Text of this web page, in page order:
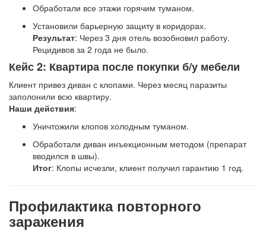
Обработали все этажи горячим туманом.
Установили барьерную защиту в коридорах.
Результат: Через 3 дня отель возобновил работу.
Рецидивов за 2 года не было.
Кейс 2: Квартира после покупки б/у мебели
Клиент привез диван с клопами. Через месяц паразиты
заполонили всю квартиру.
Наши действия:
Уничтожили клопов холодным туманом.
Обработали диван инъекционным методом (препарат
вводился в швы).
Итог: Клопы исчезли, клиент получил гарантию 1 год.
Профилактика повторного
заражения